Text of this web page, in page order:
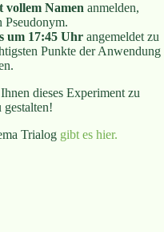
vollem Namen anmelden,
Pseudonym.
um 17:45 Uhr angemeldet zu
Punkte der Anwendung
dieses Experiment zu
gestalten!
Trialog gibt es hier.